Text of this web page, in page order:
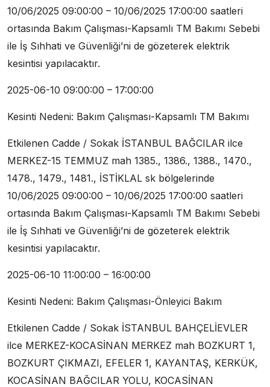
10/06/2025 09:00:00 – 10/06/2025 17:00:00 saatleri
ortasında Bakım Çalışması-Kapsamlı TM Bakımı Sebebi
ile İş Sıhhati ve Güvenliği’ni de gözeterek elektrik
kesintisi yapılacaktır.
2025-06-10 09:00:00 – 17:00:00
Kesinti Nedeni: Bakım Çalışması-Kapsamlı TM Bakımı
Etkilenen Cadde / Sokak İSTANBUL BAĞCILAR ilce
MERKEZ-15 TEMMUZ mah 1385., 1386., 1388., 1470.,
1478., 1479., 1481., İSTİKLAL sk bölgelerinde
10/06/2025 09:00:00 – 10/06/2025 17:00:00 saatleri
ortasında Bakım Çalışması-Kapsamlı TM Bakımı Sebebi
ile İş Sıhhati ve Güvenliği’ni de gözeterek elektrik
kesintisi yapılacaktır.
2025-06-10 11:00:00 – 16:00:00
Kesinti Nedeni: Bakım Çalışması-Önleyici Bakım
Etkilenen Cadde / Sokak İSTANBUL BAHÇELİEVLER
ilce MERKEZ-KOCASİNAN MERKEZ mah BOZKURT 1,
BOZKURT ÇIKMAZI, EFELER 1, KAYANTAŞ, KERKÜK,
KOCASİNAN BAĞCILAR YOLU, KOCASİNAN